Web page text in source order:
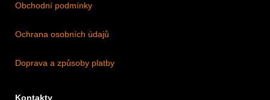
Obchodní podmínky
Ochrana osobních údajů
Doprava a způsoby platby
Kontakty